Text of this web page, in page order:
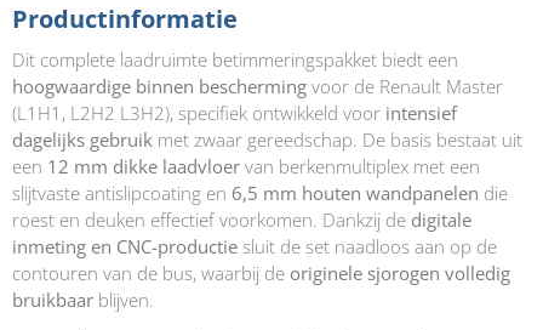
Productinformatie
Dit complete laadruimte betimmeringspakket biedt een
hoogwaardige binnen bescherming voor de Renault Master
(L1H1, L2H2 L3H2), specifiek ontwikkeld voor intensief
dagelijks gebruik met zwaar gereedschap. De basis bestaat uit
een 12 mm dikke laadvloer van berkenmultiplex met een
slijtvaste antislipcoating en 6,5 mm houten wandpanelen die
roest en deuken effectief voorkomen. Dankzij de digitale
inmeting en CNC-productie sluit de set naadloos aan op de
contouren van de bus, waarbij de originele sjorogen volledig
bruikbaar blijven.